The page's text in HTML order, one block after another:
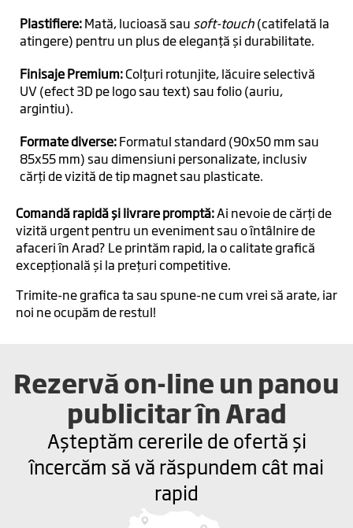
Plastifiere:Mată, lucioasă sau soft-touch(catifelată la
atingere) pentru un plus de eleganță și durabilitate.
Finisaje Premium:Colțuri rotunjite, lăcuire selectivă
UV (efect 3D pe logo sau text) sau folio (auriu,
argintiu).
Formate diverse:Formatul standard (90x50 mm sau
85x55 mm) sau dimensiuni personalizate, inclusiv
cărți de vizită de tip magnet sau plasticate.
Comandă rapidă și livrare promptă:Ai nevoie de cărți de
vizită urgent pentru un eveniment sau o întâlnire de
afaceri în Arad? Le printăm rapid, la o calitate grafică
excepțională și la prețuri competitive.
Trimite-ne grafica ta sau spune-ne cum vrei să arate, iar
noi ne ocupăm de restul!
Rezervă on-line un panou
publicitar în Arad
Așteptăm cererile de ofertă și
încercăm să vă răspundem cât mai
rapid